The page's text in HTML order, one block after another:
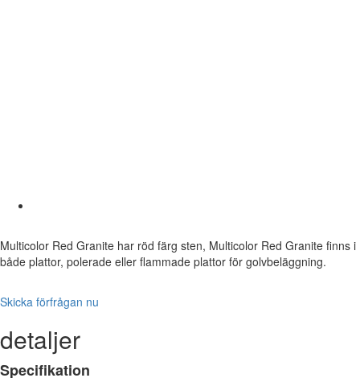
Multicolor Red Granite har röd färg sten, Multicolor Red Granite finns i
både plattor, polerade eller flammade plattor för golvbeläggning.
Skicka förfrågan nu
detaljer
Specifikation